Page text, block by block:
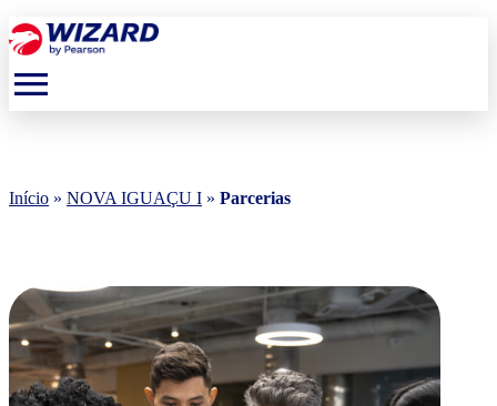
menu
Início » NOVA IGUAÇU I » Parcerias